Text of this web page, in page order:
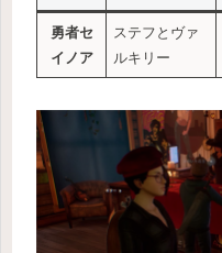
勇者セ
イノア
ステフとヴァ
ルキリー